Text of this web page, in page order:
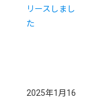
リースしまし
た
2025年1月16